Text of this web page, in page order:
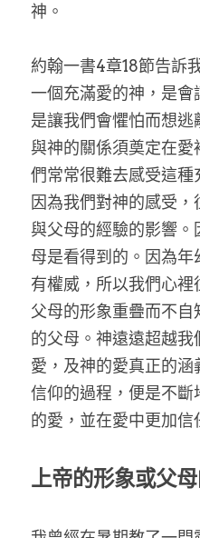
神。
約翰一書4章18節告訴
一個充滿愛的神，是
是讓我們會懼怕而想
與神的關係須奠定在
們常常很難去感受這種
因為我們對神的感受
與父母的經驗的影響
母是看得到的。因為
有權威，所以我們心
父母的形象重疊而不
的父母。神遠遠超越
愛，及神的愛真正的涵
信仰的過程，便是不斷
的愛，並在愛中更加信
上帝的形象或父